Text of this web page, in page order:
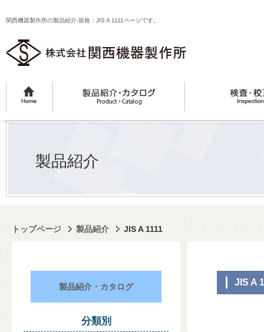
関西機器製作所の製品紹介-規格：JIS A 1111ページです。
製品紹介
トップページ 製品紹介 JIS A 1111
JIS A
製品紹介・カタログ
分類別